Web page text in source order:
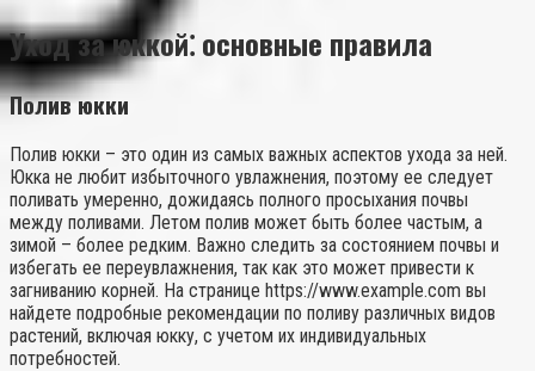
Уход за юккой⁚ основные правила
Полив юкки
Полив юкки – это один из самых важных аспектов ухода за ней.
Юкка не любит избыточного увлажнения, поэтому ее следует
поливать умеренно, дожидаясь полного просыхания почвы
между поливами. Летом полив может быть более частым, а
зимой – более редким. Важно следить за состоянием почвы и
избегать ее переувлажнения, так как это может привести к
загниванию корней. На странице https://www.example.com вы
найдете подробные рекомендации по поливу различных видов
растений, включая юкку, с учетом их индивидуальных
потребностей.